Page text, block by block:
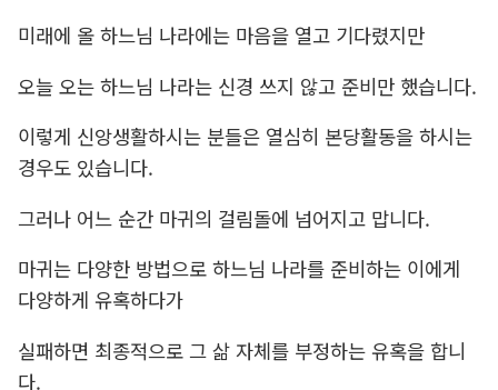
미래에 올 하느님 나라에는 마음을 열고 기다렸지만
오늘 오는 하느님 나라는 신경 쓰지 않고 준비만 했습니다.
이렇게 신앙생활하시는 분들은 열심히 본당활동을 하시는
경우도 있습니다.
그러나 어느 순간 마귀의 걸림돌에 넘어지고 맙니다.
마귀는 다양한 방법으로 하느님 나라를 준비하는 이에게
다양하게 유혹하다가
실패하면 최종적으로 그 삶 자체를 부정하는 유혹을 합니
다.